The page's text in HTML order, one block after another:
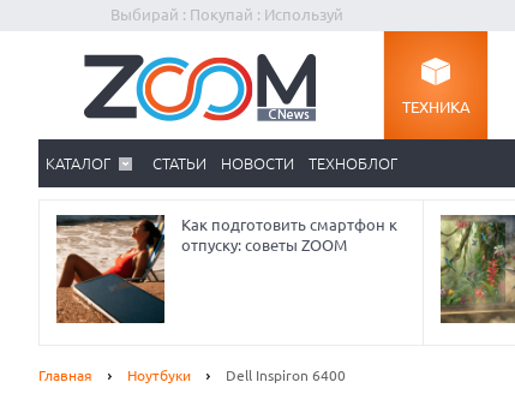
Выбирай : Покупай : Используй
ТЕХНИКА
КАТАЛОГ СТАТЬИ НОВОСТИ ТЕХНОБЛОГ
Как подготовить смартфон к
отпуску: советы ZOOM
Главная Ноутбуки Dell Inspiron 6400